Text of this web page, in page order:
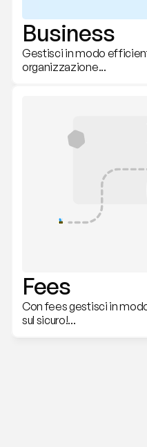
Business
Gestisci in modo
organizzazione...
Fees
Con fees gestisci in
sul sicuro!...